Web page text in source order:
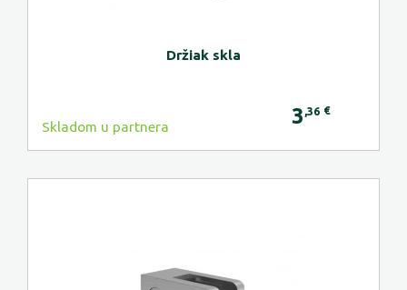
Držiak skla
Skladom u partnera 3 ,36 €